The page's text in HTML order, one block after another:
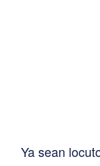
Ya sean